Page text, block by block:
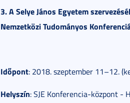
3. A Selye János Egyetem
Nemzetközi Tudományos
Időpont: 2018. szeptember 11–12.
Helyszín: SJE Konferencia-központ -